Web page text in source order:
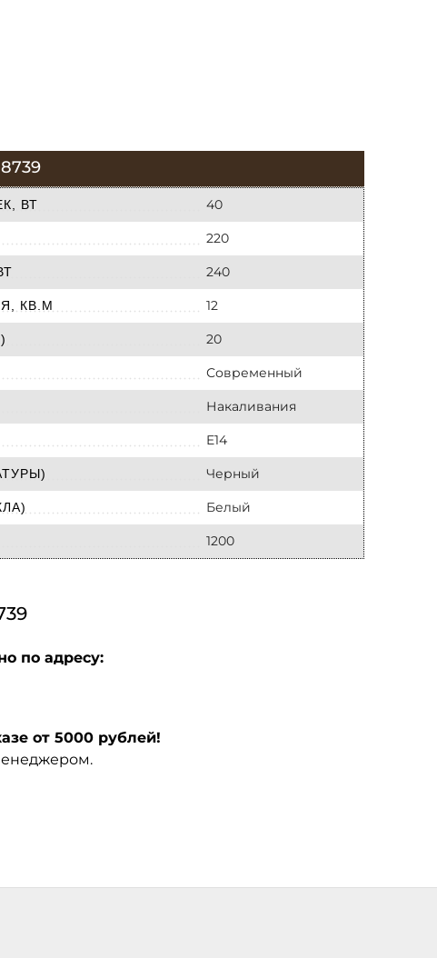
ВТ 40
220
240
КВ.М 12
20
Современный
Накаливания
E14
Черный
Белый
1200
по адресу:
от 5000 рублей!